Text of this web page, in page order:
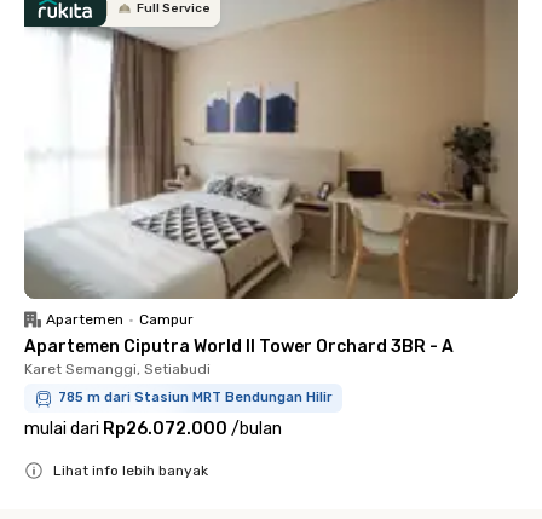
Full Service
Apartemen • Campur
Apartemen Ciputra World II Tower Orchard 3BR - A
Karet Semanggi, Setiabudi
785 m dari Stasiun MRT Bendungan Hilir
mulai dari Rp26.072.000 /bulan
Lihat info lebih banyak